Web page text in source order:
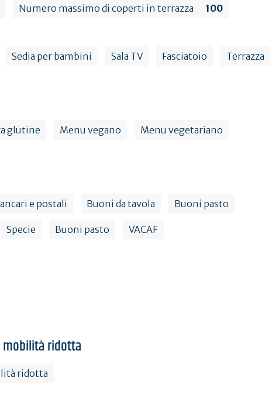
Numero massimo di coperti in terrazza 100
Sedia per bambini Sala TV Fasciatoio Terrazza
glutine Menu vegano Menu vegetariano
e postali Buoni da tavola Buoni pasto
Specie Buoni pasto VACAF
mobilità ridotta
ridotta